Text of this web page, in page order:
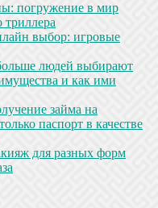
погружение в мир
триллера
выбор: игровые
людей выбирают
и как ими
займа на
паспорт в качестве
для разных форм